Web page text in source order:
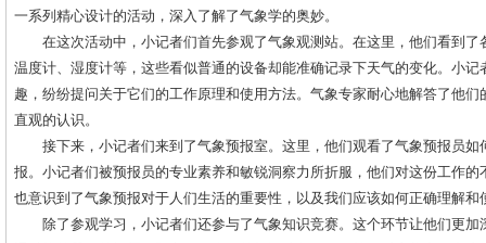
一系列精心设计的活动，深入了解了气象学的奥妙。
在这次活动中，小记者们首先参观了气象观测站。在这里，他们看到
温度计、湿度计等，这些看似普通的设备却能准确记录下天气的变化。小
趣，纷纷提问关于它们的工作原理和使用方法。气象专家耐心地解答了他
直观的认识。
接下来，小记者们来到了气象预报室。这里，他们观看了气象预报员
报。小记者们被预报员的专业素养和敏锐洞察力所折服，他们对这份工作
也意识到了气象预报对于人们生活的重要性，以及我们应该如何正确理解和
除了参观学习，小记者们还参与了气象知识竞赛。这个环节让他们更